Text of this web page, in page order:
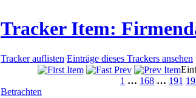
Tracker Item:
Tracker auflisten Einträge dieses Trackers ansehen
1 … 168 … 191
Betrachten